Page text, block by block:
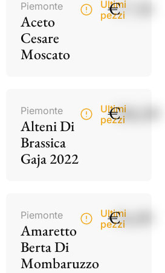
Piemonte
Aceto
Cesare
Moscato
Ultimi
pezzi
€17,50
Piemonte
Alteni Di
Brassica
Gaja 2022
Ultimi
pezzi
€186,00
Piemonte
Amaretto
Berta Di
Mombaruzzo
Ultimi
pezzi
€34,00